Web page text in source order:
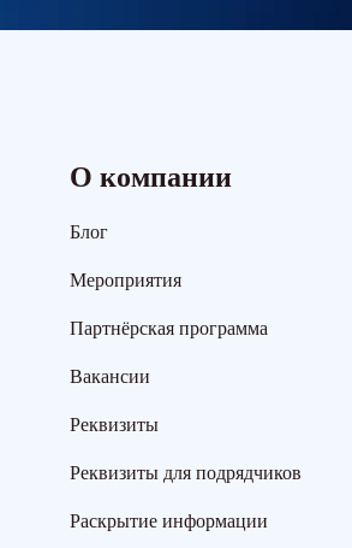
О компании
Блог
Мероприятия
Партнёрская программа
Вакансии
Реквизиты
Реквизиты для подрядчиков
Раскрытие информации